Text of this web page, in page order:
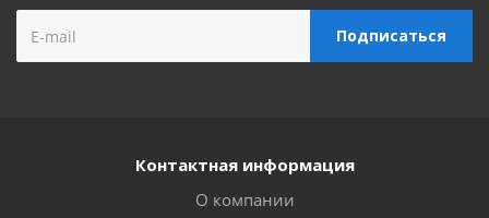
Контактная информация
О компании